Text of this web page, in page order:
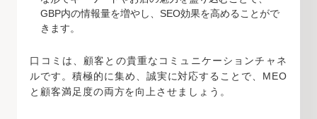
GBP内の情報量を増やし、SEO効果を高めることがで
きます。
口コミは、顧客との貴重なコミュニケーションチャネ
ルです。積極的に集め、誠実に対応することで、MEO
と顧客満足度の両方を向上させましょう。